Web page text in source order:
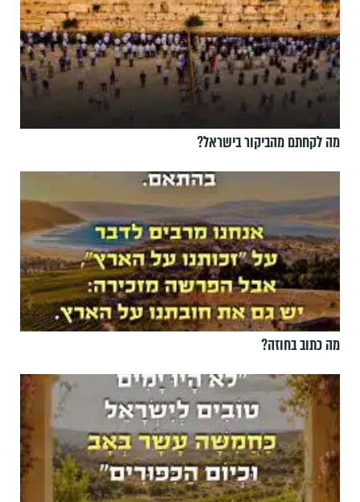
מה לקחתם מהביקור בישראל?
מה כתוב בחוזה?